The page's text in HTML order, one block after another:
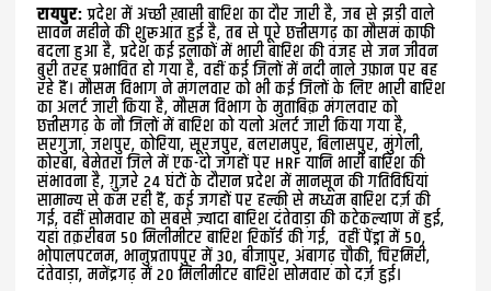
रायपुर:प्रदेश में अच्छी ख़ासी बारिश का दौर जारी है, जब से झड़ी वाले
सावन महीने की शुरूआत हुई है, तब से पूरे छत्तीसगढ़ का मौसम काफी
बदला हुआ है, प्रदेश कई इलाकों में भारी बारिश की वजह से जन जीवन
बुरी तरह प्रभावित हो गया है, वहीं कई जिलों में नदी नाले उफ़ान पर बह
रहे हैं। मौसम विभाग ने मंगलवार को भी कई जिलों के लिए भारी बारिश
का अलर्ट जारी किया है, मौसम विभाग के मुताबिक़ मंगलवार को
छत्तीसगढ़ के नौ जिलों में बारिश को यलो अलर्ट जारी किया गया है,
सरगुजा, जशपुर, कोरिया, सूरजपुर, बलरामपुर, बिलासपुर, मुंगेली,
कोरबा, बेमेतरा जिले में एक-दो जगहों पर HRF यानि भारी बारिश की
संभावना है, ग़ुज़रे 24 घंटों के दौरान प्रदेश में मानसून की गतिविधियां
सामान्य से कम रही हैं, कई जगहों पर हल्की से मध्यम बारिश दर्ज़ की
गई, वहीं सोमवार को सबसे ज़्यादा बारिश दंतेवाड़ा की कटेकल्याण में हुई,
यहां तक़रीबन 50 मिलीमीटर बारिश रिकॉर्ड की गई, वहीं पेंड्रा में 50,
भोपालपटनम, भानुप्रतापपुर में 30, बीजापुर, अंबागढ़ चौकी, चिरमिरी,
दंतेवाड़ा, मनेंद्रगढ़ में 20 मिलीमीटर बारिश सोमवार को दर्ज़ हुई।